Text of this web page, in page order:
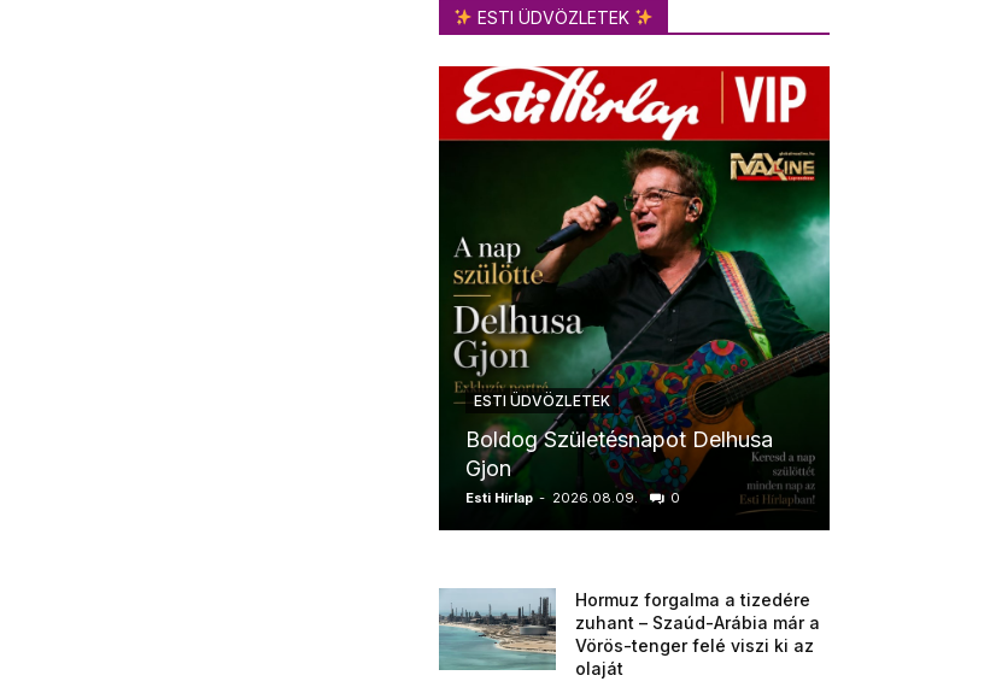
ESTI ÜDVÖZLETEK
ESTI ÜDVÖZLETEK
Boldog Születésnapot Delhusa
Gjon
Esti Hírlap - 2026.08.09. 0
Hormuz forgalma a tizedére
zuhant – Szaúd-Arábia már a
Vörös-tenger felé viszi ki az
olaját